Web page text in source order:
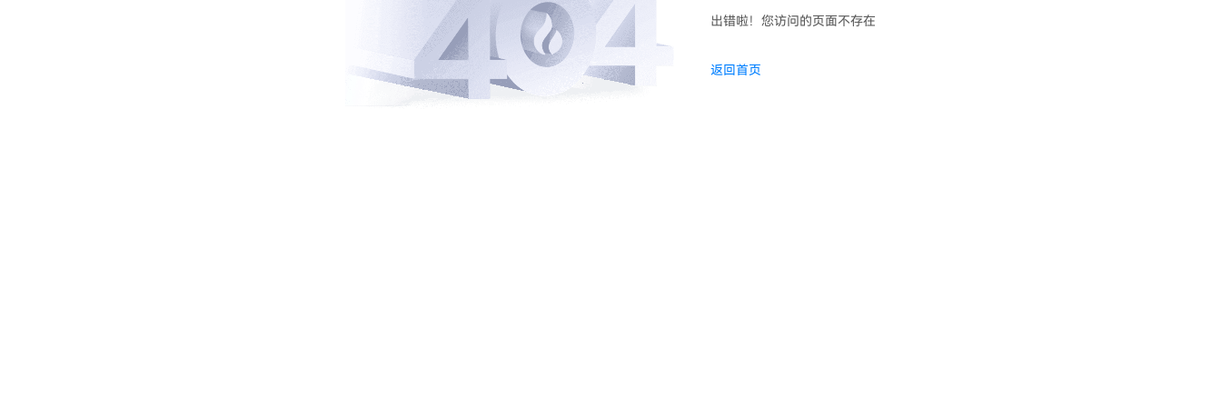
出错啦！您访问的页面不存在
返回首页